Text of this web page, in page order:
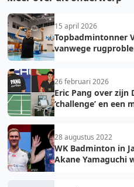
15 april 2026
Topbadmintonner
vanwege
26 februari 2026
Eric Pang over zijn
‘challenge’ en
28 augustus 2022
WK Badminton in
Akane Yamaguchi